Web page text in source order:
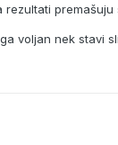
rezultati premašuju
voljan nek stavi